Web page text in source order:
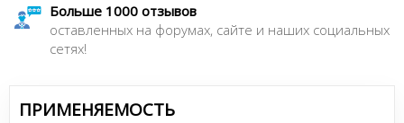
Больше 1000 отзывов
оставленных на форумах, сайте и наших социальных
сетях!
ПРИМЕНЯЕМОСТЬ